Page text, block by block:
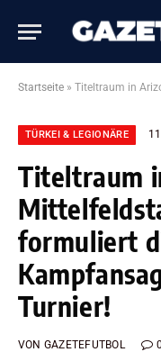
Startseite » Titeltraum in Arizona:
TÜRKEI & LEGIONÄRE
Titeltraum
formuliert
Turnier!
VON GAZETEFUTBOL 0